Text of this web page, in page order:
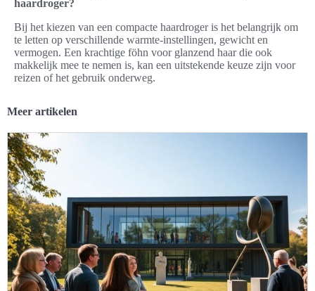
haardroger?
Bij het kiezen van een compacte haardroger is het belangrijk om
te letten op verschillende warmte-instellingen, gewicht en
vermogen. Een krachtige föhn voor glanzend haar die ook
makkelijk mee te nemen is, kan een uitstekende keuze zijn voor
reizen of het gebruik onderweg.
Meer artikelen